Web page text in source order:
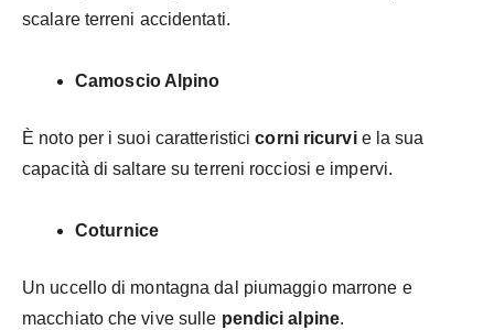
scalare terreni accidentati.
Camoscio Alpino
È noto per i suoi caratteristicicorni ricurvie la sua
capacità di saltare su terreni rocciosi e impervi.
Coturnice
Un uccello di montagna dal piumaggio marrone e
macchiato che vive sulle pendici alpine.